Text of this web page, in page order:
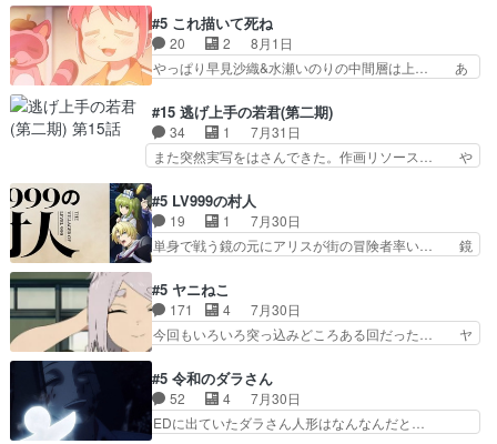
子舞勝負。鬼夜叉は猫の動き… 登場人物の我が強
い。新しい獅子舞に拘って… 第５話を
primevideoで視聴しまし…
も1日お疲れ様でした～───昨晩～今… 幼女に拾
われたお市ちゃんの恩返し。化け猫… 役にて出演
させていただきました。ジョアン… トイ・ストー
リーみたいな始まり。流石に除… 猫相手になんで
し良い話化け猫は油が好物… 今回はあかやし1体
のみで15分。金持ちの… 今更だけど霊が性行為
で祓えることは何とな…
#5 これ描いて死ね
20 2
8月1日
やっぱり早見沙織&水瀬いのりの中間層は上… あ
人物が増えてわいわいしたところが好き… 初コミ
ティアで２０冊刷りは妥当だよね。俺… 藤森さん
のママ向けの漫画で、また涙腺が⋯… 〜漫画に
「想い」をこめよう｣娘に漫画であ… 何回この作
てコミティアっていいなあ。同… コミティア参加
のしおりを徹夜で作る先生(… お母さん、娘にあ
んな漫画描かれたら泣いち…
#15 逃げ上手の若君(第二期)
34 1
7月31日
また突然実写をはさんできた。作画リソース… や
歳まで童貞だと魔法使いになれるという… こっち
の諏訪の三大将もまたクセが強いw色… 頼重が完
全にブレーンだよね毎回敵キャラが… 弧次郎「欲
を我慢して強くなれるなら大飯食… 変化球な演出
ていただきました！最終的に… この高らかなDT
宣言、合田一人に通じるも… この作品は近年稀に
見るおっさんキャラの充…
#5 LV999の村人
19 1
7月30日
単身で戦う鏡の元にアリスが街の冒険者率い… 鏡
なががんばってくれたアリスの父ちゃん… 成長限
界が999である村人と定めた上位存… 大規模バト
ルシーンなのに会話してばっかり… やっぱり勇者
より強かったか笑統率力LV9… 普通の人間の親子
組みか‥Lv200帯の… そのために役割を超越する
者の出現させるた… アリスのお陰で他の勇者達も
共闘してくれ魔…
#5 ヤニねこ
171 4
7月30日
今回もいろいろ突っ込みどころある回だった… ヤ
ちゃんの恋愛話をしたり、タバコを生産… ここう
っすら思ったことズバリ言ってくれて… おかし
い、さわやかだ 世話好きの陰に支配… ヤクねこ
のクワガタ取りの話見て切なくなっ… 普段は選別
#5 令和のダラさん
52 4
7月30日
EDに出ていたダラさん人形はなんなんだと…